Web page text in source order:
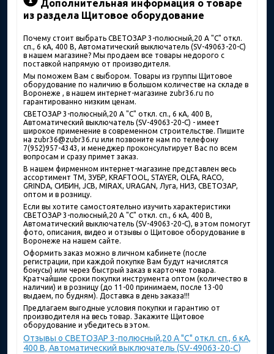
Дополнительная информация о товаре
из раздела Щитовое оборудование
Почему стоит выбрать СВЕТОЗАР 3-полюсный,20 A "C" откл.
сп., 6 кА, 400 В, Автоматический выключатель (SV-49063-20-C)
в нашем магазине? Мы продаем все товары недорого с
поставкой напрямую от производителя.
Мы поможем Вам с выбором. Товары из группы Щитовое
оборудование по наличию в большом количестве на складе в
Воронеже , в нашем интернет-магазине zubr36.ru по
гарантированно низким ценам.
СВЕТОЗАР 3-полюсный,20 A "C" откл. сп., 6 кА, 400 В,
Автоматический выключатель (SV-49063-20-C) - имеет
широкое применение в современном строительстве. Пишите
на zubr36@zubr36.ru или позвоните нам по телефону
7(952)957-4343, и менеджер проконсультирует Вас по всем
вопросам и сразу примет заказ.
В нашем фирменном интернет-магазине представлен весь
ассортимент ТМ, ЗУБР, KRAFTOOL, STAYER, OLFA, RACO,
GRINDA, СИБИН, JCB, MIRAX, URAGAN, Луга, НИЗ, СВЕТОЗАР,
оптом и в розницу.
Если вы хотите самостоятельно изучить характеристики
СВЕТОЗАР 3-полюсный,20 A "C" откл. сп., 6 кА, 400 В,
Автоматический выключатель (SV-49063-20-C), в этом помогут
фото, описания, видео и отзывы о Щитовое оборудование в
Воронеже на нашем сайте.
Оформить заказ можно в личном кабинете (после
регистрации, при каждой покупке Вам будут начислятся
бонусы) или через быстрый заказ в карточке товара.
Кратчайшие сроки покупки инструмента оптом (количество в
наличии) и в розницу (до 11-00 принимаем, после 13-00
выдаем, по будням). Доставка в день заказа!!!
Предлагаем выгодные условия покупки и гарантию от
производителя на весь товар. Закажите Щитовое
оборудование и убедитесь в этом.
Отзывы о СВЕТОЗАР 3-полюсный,20 A "C" откл. сп., 6 кА,
400 В, Автоматический выключатель (SV-49063-20-C)